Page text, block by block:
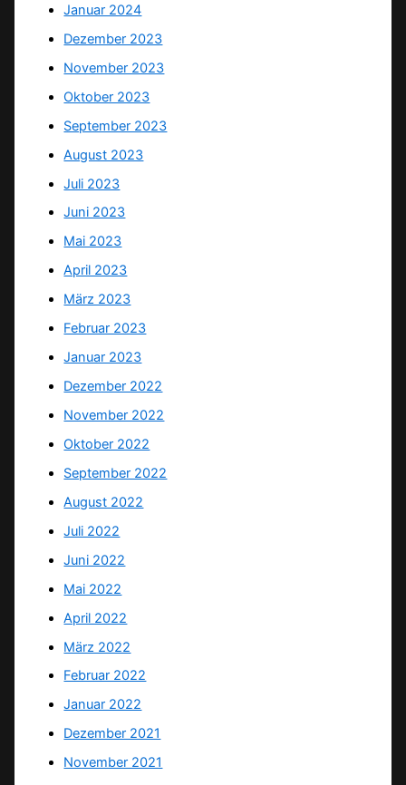
Januar 2024
Dezember 2023
November 2023
Oktober 2023
September 2023
August 2023
Juli 2023
Juni 2023
Mai 2023
April 2023
März 2023
Februar 2023
Januar 2023
Dezember 2022
November 2022
Oktober 2022
September 2022
August 2022
Juli 2022
Juni 2022
Mai 2022
April 2022
März 2022
Februar 2022
Januar 2022
Dezember 2021
November 2021